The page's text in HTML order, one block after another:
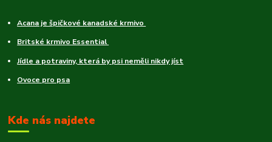
Acana je špičkové kanadské krmivo
Britské krmivo Essential
Jídle a potraviny, která by psi neměli nikdy jíst
Ovoce pro psa
Kde nás najdete